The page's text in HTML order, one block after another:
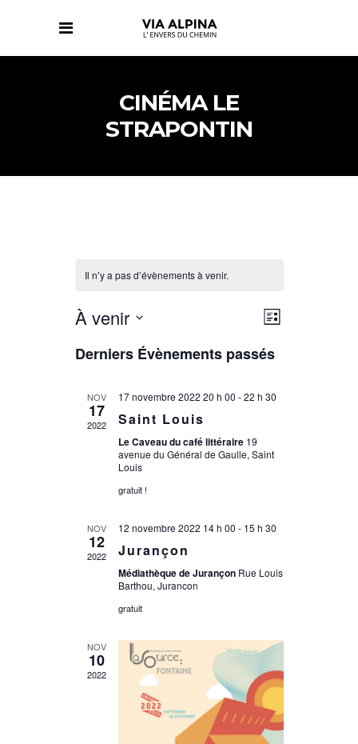
CINÉMA LE
STRAPONTIN
Il n’y a pas d’évènements à venir.
PAR
DE
ÉVÈNEMENT
Liste
À venir
une
Derniers Évènements passés
NOV
17
2022
17 novembre 2022 20 h 00 -22 h 30
Saint Louis
Le Caveau du café littéraire 19
avenue du Général de Gaulle, Saint
Louis
gratuit !
NOV
12
2022
12 novembre 2022 14 h 00 - 15 h 30
Jurançon
Médiathèque de Jurançon Rue Louis
Barthou, Jurancon
gratuit
NOV
10
2022